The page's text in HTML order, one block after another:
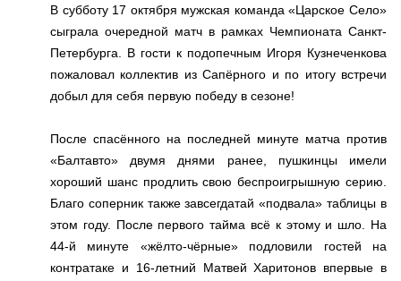
В субботу 17 октября мужская команда «Царское Село»
сыграла очередной матч в рамках Чемпионата Санкт-
Петербурга. В гости к подопечным Игоря Кузнеченкова
пожаловал коллектив из Сапёрного и по итогу встречи
добыл для себя первую победу в сезоне!
После спасённого на последней минуте матча против
«Балтавто» двумя днями ранее, пушкинцы имели
хороший шанс продлить свою беспроигрышную серию.
Благо соперник также завсегдатай «подвала» таблицы в
этом году. После первого тайма всё к этому и шло. На
44-й минуте «жёлто-чёрные» подловили гостей на
контратаке и 16-летний Матвей Харитонов впервые в